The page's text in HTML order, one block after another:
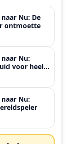
Nu: De
ontmoette
Nu:
voor heel
Nu: